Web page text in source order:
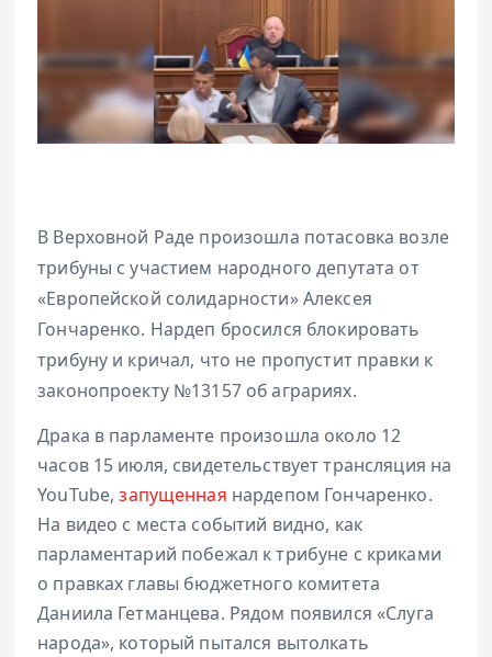
В Верховной Раде произошла потасовка возле
трибуны с участием народного депутата от
«Европейской солидарности» Алексея
Гончаренко. Нардеп бросился блокировать
трибуну и кричал, что не пропустит правки к
законопроекту №13157 об аграриях.
Драка в парламенте произошла около 12
часов 15 июля, свидетельствует трансляция на
YouTube,запущенная нардепом Гончаренко.
На видео с места событий видно, как
парламентарий побежал к трибуне с криками
о правках главы бюджетного комитета
Даниила Гетманцева. Рядом появился «Слуга
народа», который пытался вытолкать